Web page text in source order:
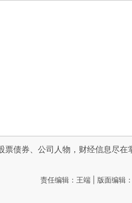
票债券、公司人物，财经信息尽在
责任编辑：王端 | 版面编辑